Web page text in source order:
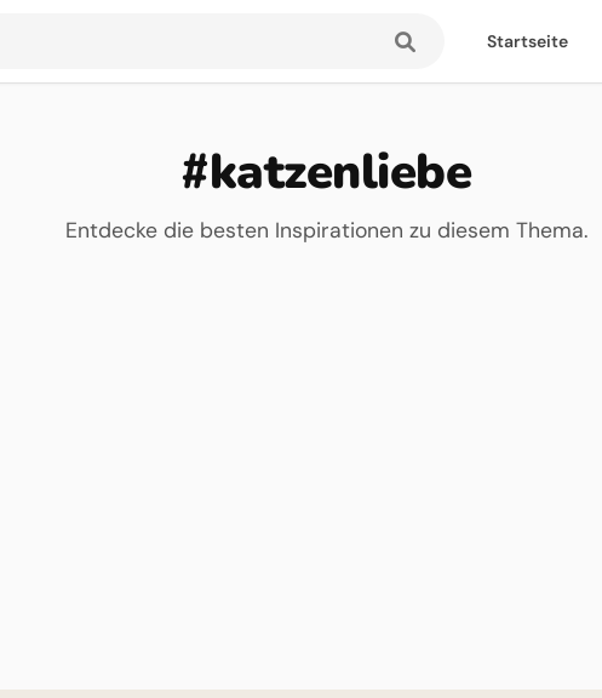
Startseite
#katzenliebe
Entdecke die besten Inspirationen zu diesem Thema.